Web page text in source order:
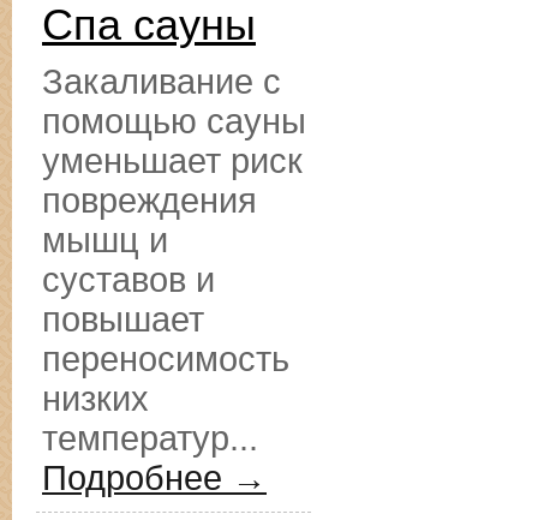
Спа сауны
Закаливание с
помощью сауны
уменьшает риск
повреждения
мышц и
суставов и
повышает
переносимость
низких
температур...
Подробнее →